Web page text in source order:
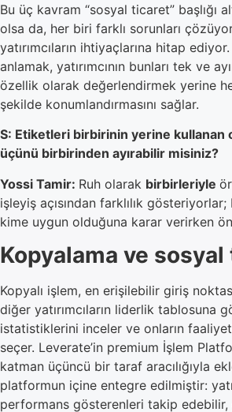
Bu üç kavram “sosyal ticaret” başlığı
olsa da, her biri farklı sorunları
yatırımcıların ihtiyaçlarına hitap
anlamak, yatırımcının bunları tek ve
özellik olarak değerlendirmek yerine
şekilde konumlandırmasını sağlar.
S: Etiketleri birbirinin yerine kullanan
üçünü birbirinden ayırabilir misiniz?
Yossi Tamir: Ruh olarak birbirleriyle
işleyiş açısından farklılık
kime uygun olduğuna karar verirken
Kopyalama ve
Kopyalı işlem, en erişilebilir giriş
diğer yatırımcıların liderlik tablosuna
istatistiklerini inceler ve onların
seçer. Leverate’in premium İşlem
katman üçüncü bir taraf aracılığıyla
platformun içine entegre edilmiştir:
performans gösterenleri takip edebilir,